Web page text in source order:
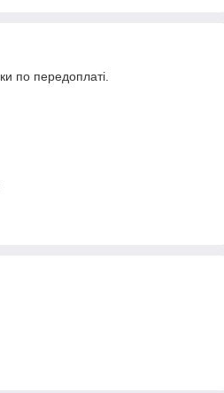
по передоплаті.